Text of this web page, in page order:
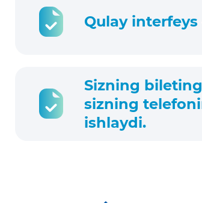
Qulay
Sizning
sizning
ishlaydi.